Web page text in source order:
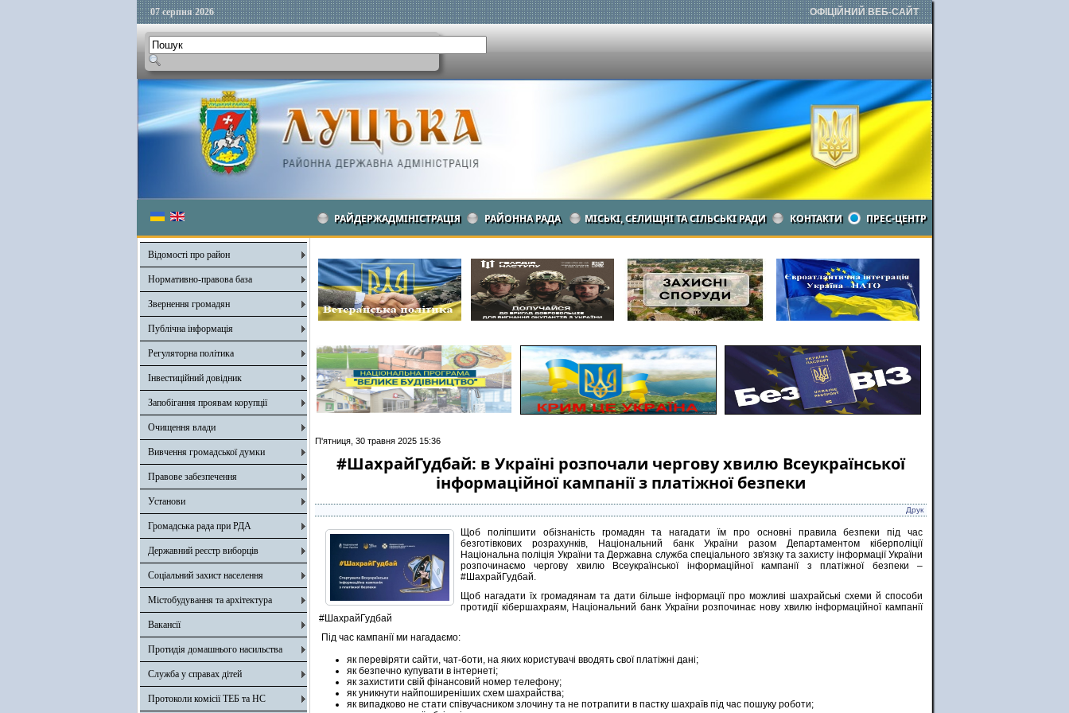
07 серпня 2026 ОФІЦІЙНИЙ ВЕБ-САЙТ
РАЙДЕРЖАДМІНІСТРАЦІЯ РАЙОННА РАДА МІСЬКІ, СЕЛИЩНІ ТА СІЛЬСЬКІ РАДИ КОНТАКТИ ПРЕС-ЦЕНТР
Відомості про район
Нормативно-правова база
Звернення громадян
Публічна інформація
Регуляторна політика
Інвестиційний довідник
Запобігання проявам корупції
Очищення влади
Вивчення громадської думки
Правове забезпечення
Установи
Громадська рада при РДА
Державний реєстр виборців
Соціальний захист населення
Містобудування та архітектура
Вакансії
Протидія домашнього насильства
Служба у справах дітей
Протоколи комісії ТЕБ та НС
П'ятниця, 30 травня 2025 15:36
#ШахрайГудбай: в Україні розпочали чергову хвилю Всеукраїнської
інформаційної кампанії з платіжної безпеки
Друк
Щоб поліпшити обізнаність громадян та нагадати їм про основні правила безпеки під час
безготівкових розрахунків, Національний банк України разом Департаментом кіберполіції
Національна поліція України та Державна служба спеціального зв'язку та захисту інформації України
розпочинаємо чергову хвилю Всеукраїнської інформаційної кампанії з платіжної безпеки –
#ШахрайГудбай.
Щоб нагадати їх громадянам та дати більше інформації про можливі шахрайські схеми й способи
протидії кібершахраям, Національний банк України розпочинає нову хвилю інформаційної кампанії
#ШахрайГудбай
Під час кампанії ми нагадаємо:
як перевіряти сайти, чат-боти, на яких користувачі вводять свої платіжні дані;
як безпечно купувати в інтернеті;
як захистити свій фінансовий номер телефону;
як уникнути найпоширеніших схем шахрайства;
як випадково не стати співучасником злочину та не потрапити в пастку шахраїв під час пошуку роботи;